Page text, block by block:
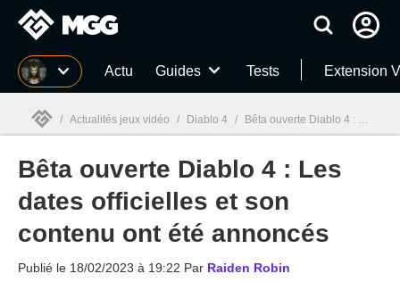
MGG Actu Guides Tests Extension
MGG
/ Actualités jeux vidéo / Diablo 4 / Bêta ouverte Diablo 4 : Les dates officielles et son contenu ont été annoncés
Bêta ouverte Diablo 4 : Les
dates officielles et son
contenu ont été annoncés
Publié le 18/02/2023 à 19:22 Par Raiden Robin